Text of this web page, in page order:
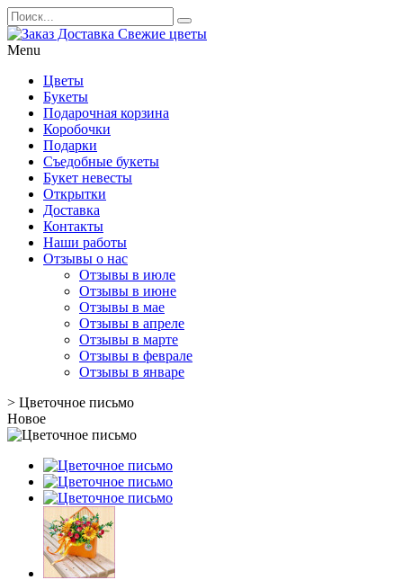
Menu
Цветы
Букеты
Подарочная корзина
Коробочки
Подарки
Съедобные букеты
Букет невесты
Открытки
Доставка
Контакты
Наши работы
Отзывы о нас
Отзывы в июле
Отзывы в июне
Отзывы в мае
Отзывы в апреле
Отзывы в марте
Отзывы в феврале
Отзывы в январе
> Цветочное письмо
Новое